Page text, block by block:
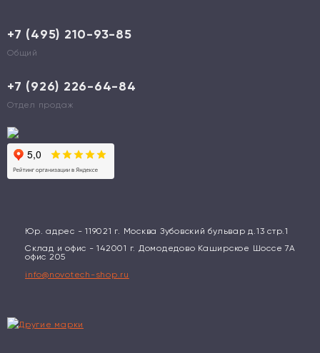
+7 (495) 210-93-85
Общий
+7 (926) 226-64-84
Отдел продаж
Юр. адрес - 119021 г. Москва Зубовский бульвар д.13 стр.1
Склад и офис - 142001 г. Домодедово Каширское Шоссе 7А
офис 205
info@novotech-shop.ru